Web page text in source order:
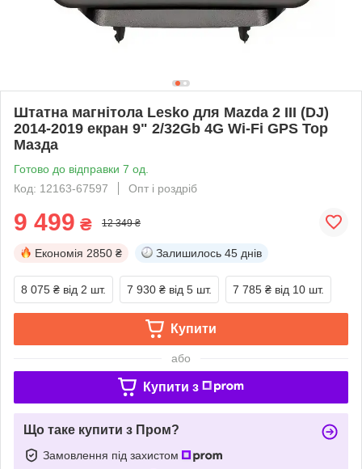
Штатна магнітола Lesko для Mazda 2 III (DJ)
2014-2019 екран 9" 2/32Gb 4G Wi-Fi GPS Top
Мазда
Готово до відправки 7 од.
Код: 12163-67597
Опт і роздріб
9 499 ₴ 12 349 ₴
Економія 2850 ₴ Залишилось 45 днів
8 075 ₴ від 2 шт. 7 930 ₴ від 5 шт. 7 785 ₴ від 10 шт.
Купити
або
Купити з
Що таке купити з Пром?
Замовлення під захистом